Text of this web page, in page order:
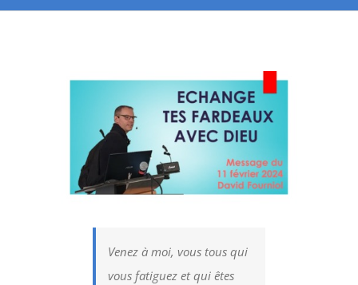
Voir
agrandie
Venez à moi, vous tous qui
vous fatiguez et qui êtes